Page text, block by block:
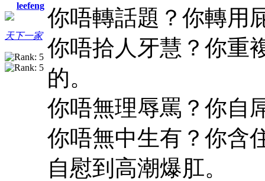
leefeng
天下一家
你唔轉話題？你轉用
你唔拾人牙慧？你重
的。
你唔無理辱罵？你自
你唔無中生有？你含
自慰到高潮爆肛。